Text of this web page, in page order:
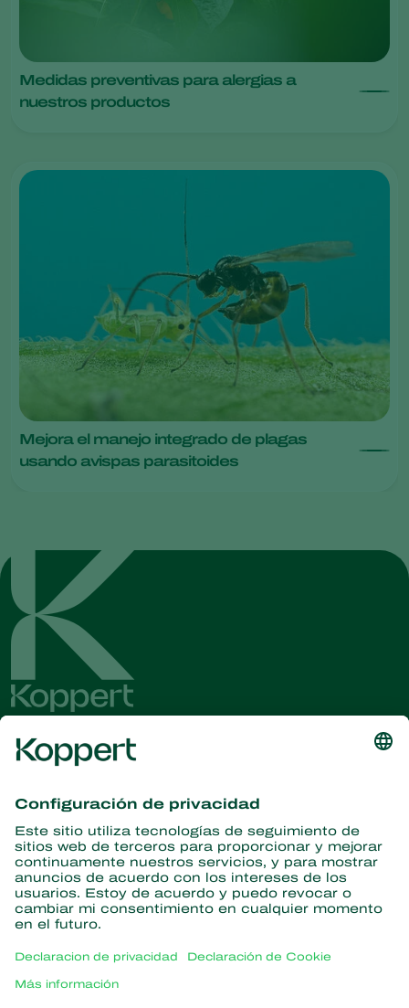
Medidas preventivas para alergias a
nuestros productos
Mejora el manejo integrado de plagas
usando avispas parasitoides
información
Suscríbase aquí
Partners with Nature
Avispas parasitoides
Acerca de Koppert